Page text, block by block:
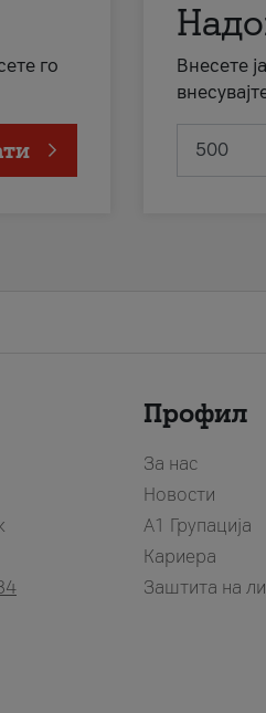
го
Внесете
Профил
За нас
Новости
А1 Групација
Кариера
Заштита на